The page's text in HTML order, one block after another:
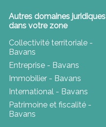
Autres domaines juridiques
dans votre zone
Collectivité territoriale -
Bavans
Entreprise - Bavans
Immobilier - Bavans
International - Bavans
Patrimoine et fiscalité -
Bavans